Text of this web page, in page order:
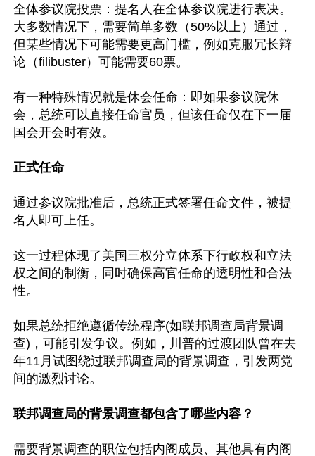
全体参议院投票：提名人在全体参议院进行表决。
大多数情况下，需要简单多数（50%以上）通过，
但某些情况下可能需要更高门槛，例如克服冗长辩
论（filibuster）可能需要60票。
有一种特殊情况就是休会任命：即如果参议院休
会，总统可以直接任命官员，但该任命仅在下一届
国会开会时有效。
正式任命
通过参议院批准后，总统正式签署任命文件，被提
名人即可上任。
这一过程体现了美国三权分立体系下行政权和立法
权之间的制衡，同时确保高官任命的透明性和合法
性。
如果总统拒绝遵循传统程序(如联邦调查局背景调
查)，可能引发争议。例如，川普的过渡团队曾在去
年11月试图绕过联邦调查局的背景调查，引发两党
间的激烈讨论。
联邦调查局的背景调查都包含了哪些内容？
需要背景调查的职位包括内阁成员、其他具有内阁